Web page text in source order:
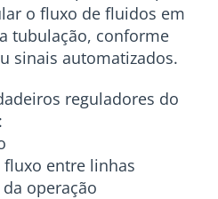
o fluxo de fluidos em
tubulação, conforme
sinais automatizados.
reguladores do
entre linhas
operação